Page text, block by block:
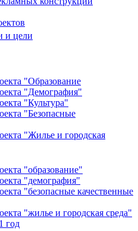
и цели
"Образование
"Демография"
"Культура"
"Безопасные
"Жилье и городская
"образование"
"демография"
"безопасные качественные
"жилье и городская среда"
год